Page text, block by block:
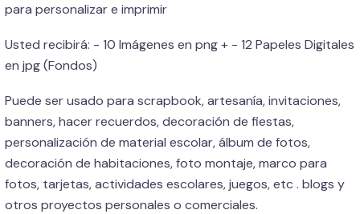
para personalizar e imprimir
Usted recibirá: - 10 Imágenes en png + - 12 Papeles Digitales
en jpg (Fondos)
Puede ser usado para scrapbook, artesanía, invitaciones,
banners, hacer recuerdos, decoración de fiestas,
personalización de material escolar, álbum de fotos,
decoración de habitaciones, foto montaje, marco para
fotos, tarjetas, actividades escolares, juegos, etc . blogs y
otros proyectos personales o comerciales.